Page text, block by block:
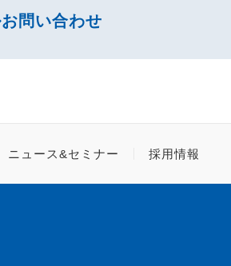
問い合わせ
ニュース&セミナー 採用情報